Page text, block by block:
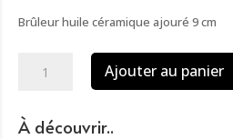
Brûleur huile céramique ajouré 9 cm
huile
Ajouter au panier
À découvrir..